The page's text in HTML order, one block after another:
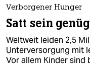
Verborgener Hunger
Satt sein
Weltweit leiden 2,5
Unterversorgung mit
Vor allem Kinder sind